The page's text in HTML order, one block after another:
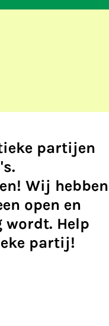
partijen
Wij hebben
open en
Help
partij!